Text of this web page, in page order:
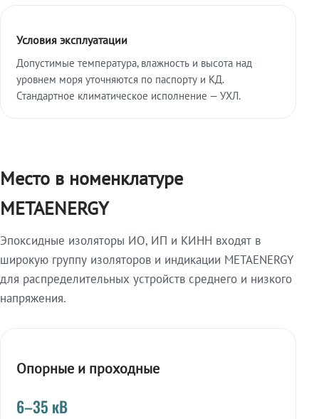
Условия эксплуатации
Допустимые температура, влажность и высота над
уровнем моря уточняются по паспорту и КД.
Стандартное климатическое исполнение — УХЛ.
Место в номенклатуре
METAENERGY
Эпоксидные изоляторы ИО, ИП и КИНН входят в
широкую группу изоляторов и индикации METAENERGY
для распределительных устройств среднего и низкого
напряжения.
Опорные и проходные
6–35 кВ